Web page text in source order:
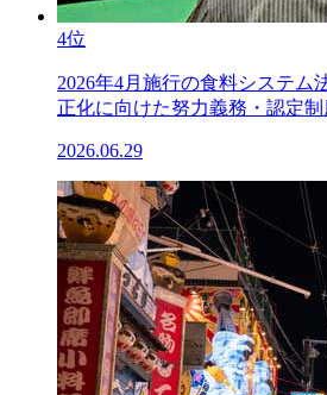
4位
2026年4月施行の食料システム
正化に向けた努力義務・認定
2026.06.29